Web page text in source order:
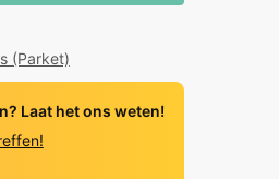
(Parket)
Laat het ons weten!